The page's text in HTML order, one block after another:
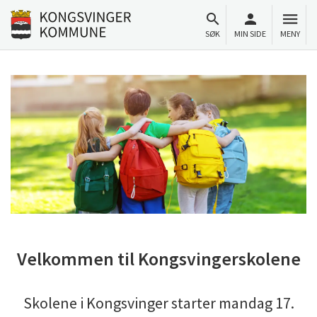
Til innhold
Gå til forsiden
SØK MIN SIDE MENY
Velkommen til Kongsvingerskolene
Skolene i Kongsvinger starter mandag 17.